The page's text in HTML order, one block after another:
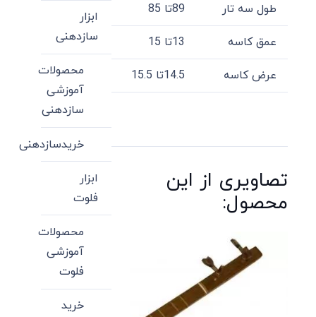
طول سه تار 89تا 85
عمق کاسه 13تا 15
عرض کاسه 14.5تا 15.5
تصاویری از این
محصول:
ابزار
سازدهنی
محصولات
آموزشی
سازدهنی
خریدسازدهنی
ابزار
فلوت
محصولات
آموزشی
فلوت
خرید